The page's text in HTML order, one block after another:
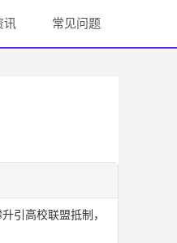
讯 常见问题
引高校联盟抵制，